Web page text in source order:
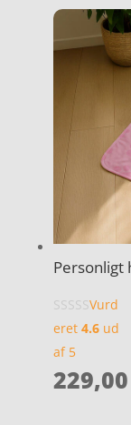
Personligt
Vurd
eret 4.6ud
af 5
229,00